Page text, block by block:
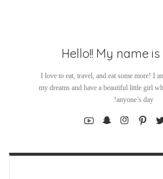
Hello!! My name
I love to eat, travel, and eat some more! I
my dreams and have a beautiful little girl
anyone’s day!